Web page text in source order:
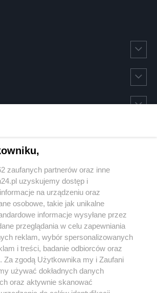
Instagram Youtube
zaufanych partnerów oraz inne
uzyskujemy dostęp i
na urządzeniu oraz
osobowe, takie jak unikalne
informacje wysyłane przez
przeglądania w celu zapewniania
reklam, wybór spersonalizowanych
i treści, badanie odbiorców oraz
Za zgodą Użytkownika my i Zaufani
używać dokładnych danych
oraz aktywnie skanować